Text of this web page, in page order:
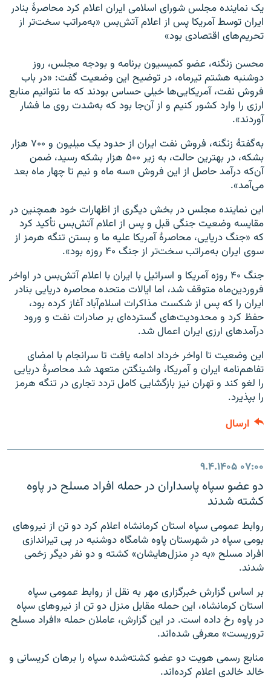
یک نماینده مجلس شورای اسلامی ایران اعلام کرد محاصرهٔ بنادر
ایران توسط آمریکا پس از اعلام آتش‌بس «به‌مراتب سخت‌تر از
تحریم‌های اقتصادی بود»
محسن زنگنه، عضو کمیسیون برنامه و بودجه مجلس، روز
دوشنبه هشتم تیرماه، در توضیح این وضعیت گفت: «در باب
فروش نفت، آمریکایی‌ها خیلی حساس بودند که ما نتوانیم منابع
ارزی را وارد کشور کنیم و از آن‌جا بود که به‌شدت روی ما فشار
آوردند».
به‌‌گفتهٔ زنگنه، فروش نفت ایران از حدود یک میلیون و ۷۰۰ هزار
بشکه، در بهترین حالت، به زیر ۵۰۰ هزار بشکه رسید، ضمن
آن‌که درآمد حاصل از این فروش «سه ماه و نیم تا چهار ماه بعد
می‌آمد».
این نماینده مجلس در بخش دیگری از اظهارات خود همچنین در
مقایسه وضعیت جنگی قبل و پس از اعلام آتش‌بس تأکید کرد
که «جنگ دریایی، محاصرهٔ آمریکا علیه ما و بستن تنگه هرمز از
سوی ایران به‌مراتب سخت‌تر از جنگ ۴۰ روزه بود».
جنگ ۴۰ روزه آمریکا و اسرائیل با ایران با اعلام آتش‌بس در اواخر
فروردین‌ماه متوقف شد، اما ایالات متحده محاصره دریایی بنادر
ایران را که پس از شکست مذاکرات اسلام‌آباد آغاز کرده بود،
حفظ کرد و محدودیت‌های گسترده‌ای بر صادرات نفت و ورود
درآمدهای ارزی ایران اعمال شد.
این وضعیت تا اواخر خرداد ادامه یافت تا سرانجام با امضای
تفاهم‌نامه ایران و آمریکا، واشینگتن متعهد شد محاصرهٔ دریایی
را لغو کند و تهران نیز بازگشایی کامل تردد تجاری در تنگه هرمز
را بپذیرد.
ارسال
۰۷:۰۰ ۹.۴.۱۴۰۵
دو عضو سپاه پاسداران در حمله افراد مسلح در پاوه
کشته شدند
روابط عمومی سپاه استان کرمانشاه اعلام کرد دو تن از نیروهای
بومی سپاه در شهرستان پاوه شامگاه دوشنبه در پی تیراندازی
افراد مسلح «به درِ منزل‌هایشان» کشته و دو نفر دیگر زخمی
شدند.
بر اساس گزارش خبرگزاری مهر به نقل از روابط عمومی سپاه
استان کرمانشاه، این حمله مقابل منزل دو تن از نیروهای سپاه
در پاوه رخ داده است. در این گزارش، عاملان حمله «افراد مسلح
تروریست» معرفی شده‌اند.
منابع رسمی هویت دو عضو کشته‌شده سپاه را برهان کریسانی و
خالد خالدی اعلام کرده‌اند.